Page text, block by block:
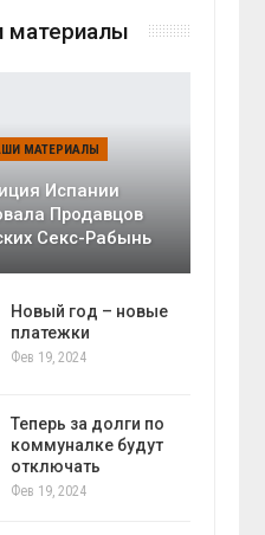
материалы
МАТЕРИАЛЫ
Испании
Продавцов
Секс-Рабынь
Новый год – новые
платежки
Фев 19, 2024
Теперь за долги по
коммуналке будут
отключать
Фев 19, 2024